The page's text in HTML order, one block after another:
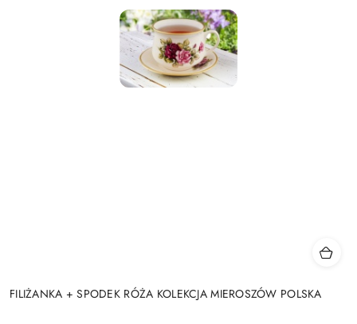
FILIŻANKA + SPODEK RÓŻA KOLEKCJA MIEROSZÓW POLSKA